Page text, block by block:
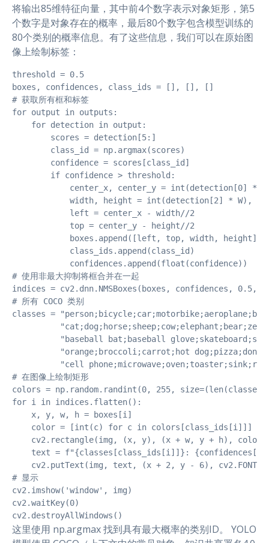
将输出85维特征向量，其中前4个数字表示对象矩形，第5
个数字是对象存在的概率，最后80个数字包含模型训练的
80个类别的概率信息。有了这些信息，我们可以在原始图
像上绘制标签：
threshold = 0.5
boxes, confidences, class_ids = [], [], []
# 获取所有框和标签
for output in outputs:
    for detection in output:
        scores = detection[5:]
        class_id = np.argmax(scores)
        confidence = scores[class_id]
        if confidence > threshold:
center_x, center_y = int(detection[0] *
width, height = int(detection[2] * W),
            left = center_x - width//2
            top = center_y - height//2
            boxes.append([left, top, width, height])
            class_ids.append(class_id)
            confidences.append(float(confidence))
# 使用非最大抑制将框合并在一起
indices = cv2.dnn.NMSBoxes(boxes, confidences, 0.5,
# 所有 COCO 类别
classes =
"baseball bat;baseball
"orange;broccoli;carrot;hot
"cell
# 在图像上绘制矩形
colors = np.random.randint(0, 255,
for i in indices.flatten():
    x, y, w, h = boxes[i]
    color = [int(c) for c in colors[class_ids[i]]]
cv2.rectangle(img, (x, y), (x + w, y + h), color,
text = f"{classes[class_ids[i]]}:
cv2.putText(img, text, (x + 2, y - 6),
# 显示
cv2.imshow('window', img)
cv2.waitKey(0)
这里使用 np.argmax 找到具有最大概率的类别ID。 YOLO